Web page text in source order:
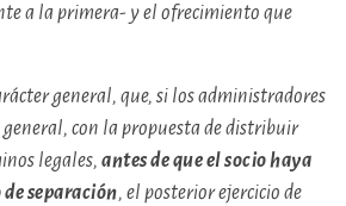
a la primera- y el ofrecimiento que
general, que, si los administradores
con la propuesta de distribuir
legales, antes de que el socio haya
separación, el posterior ejercicio de